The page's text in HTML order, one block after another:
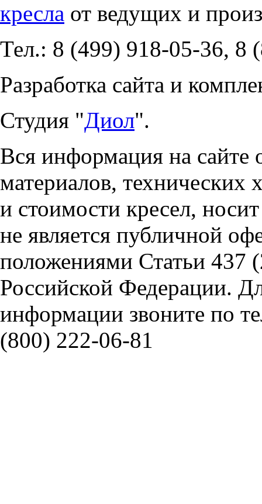
кресла от ведущих и
Тел.: 8 (499) 918-05-36, 8
Разработка сайта и
Студия "Диол".
Вся информация на сайте
материалов, технических
и стоимости кресел,
не является публичной
положениями Статьи 437
Российской Федерации.
информации звоните по
(800) 222-06-81